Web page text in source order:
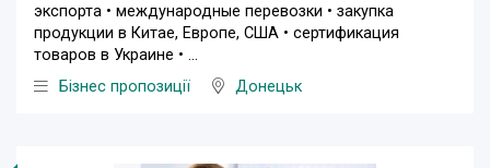
экспорта • международные перевозки • закупка
продукции в Китае, Европе, США • сертификация
товаров в Украине • ...
Бізнес пропозиції
Донецьк